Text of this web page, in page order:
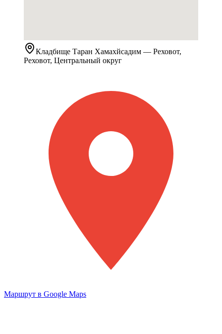
Кладбище Таран Хамахйсадим — Реховот,
Реховот, Центральный округ
Маршрут в Google Maps